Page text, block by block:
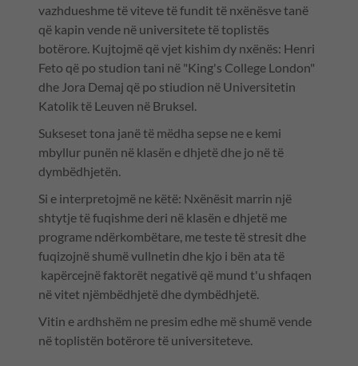
vazhdueshme të viteve të fundit të nxënësve tanë
që kapin vende në universitete të toplistës
botërore. Kujtojmë që vjet kishim dy nxënës: Henri
Feto që po studion tani në "King's College London"
dhe Jora Demaj që po stiudion në Universitetin
Katolik të Leuven në Bruksel.
Sukseset tona janë të mëdha sepse ne e kemi
mbyllur punën në klasën e dhjetë dhe jo në të
dymbëdhjetën.
Si e interpretojmë ne këtë: Nxënësit marrin një
shtytje të fuqishme deri në klasën e dhjetë me
programe ndërkombëtare, me teste të stresit dhe
fuqizojnë shumë vullnetin dhe kjo i bën ata të
kapërcejnë faktorët negativë që mund t'u shfaqen
në vitet njëmbëdhjetë dhe dymbëdhjetë.
Vitin e ardhshëm ne presim edhe më shumë vende
në toplistën botërore të universiteteve.